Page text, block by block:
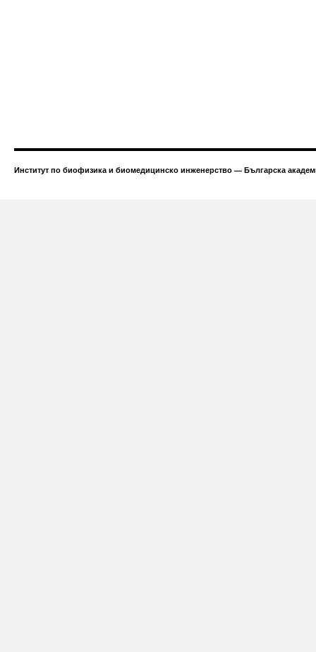
Институт по биофизика и биомедицинско инженерство — Българска